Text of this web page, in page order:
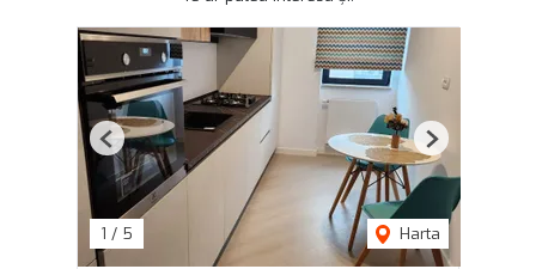
1 / 5 Harta
Previous Next